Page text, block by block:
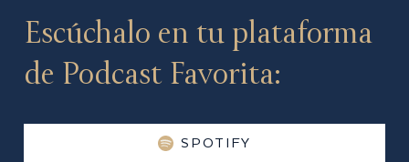
Escúchalo en tu plataforma
de Podcast Favorita:
SPOTIFY